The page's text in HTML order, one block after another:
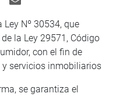
Ley Nº 30534, que
la Ley 29571, Código
con el fin de
y servicios inmobiliarios
se garantiza el